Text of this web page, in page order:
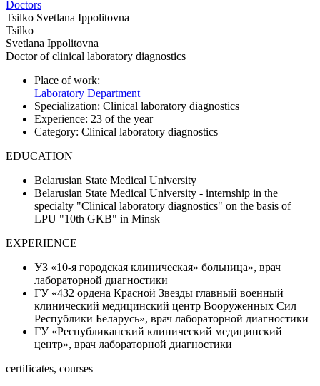
Doctors
Tsilko Svetlana Ippolitovna
Tsilko
Svetlana Ippolitovna
Doctor of clinical laboratory diagnostics
Place of work:
Laboratory Department
Specialization: Clinical laboratory diagnostics
Experience: 23 of the year
Category: Clinical laboratory diagnostics
EDUCATION
Belarusian State Medical University
Belarusian State Medical University - internship in the
specialty "Clinical laboratory diagnostics" on the basis of
LPU "10th GKB" in Minsk
EXPERIENCE
УЗ «10-я городская клиническая» больница», врач
лабораторной диагностики
ГУ «432 ордена Красной Звезды главный военный
клинический медицинский центр Вооруженных Сил
Республики Беларусь», врач лабораторной диагностики
ГУ «Республиканский клинический медицинский
центр», врач лабораторной диагностики
certificates, courses